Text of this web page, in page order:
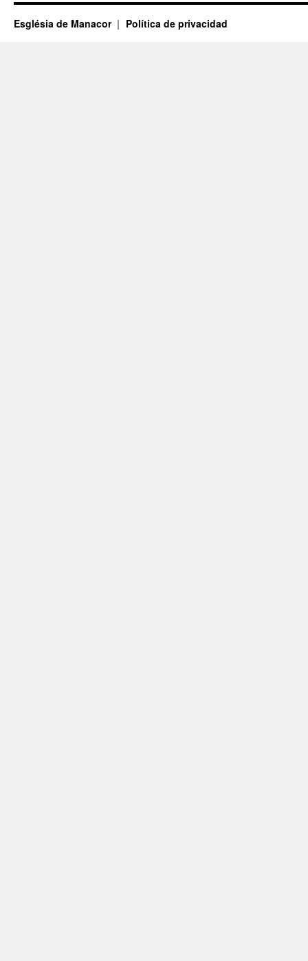
Església de Manacor Política de privacidad